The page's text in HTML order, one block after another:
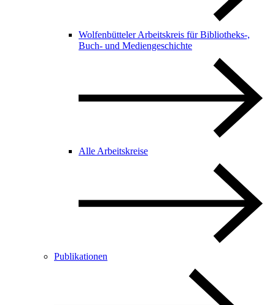
Wolfenbütteler Arbeitskreis für Bibliotheks-,
Buch- und Mediengeschichte
Alle Arbeitskreise
Publikationen